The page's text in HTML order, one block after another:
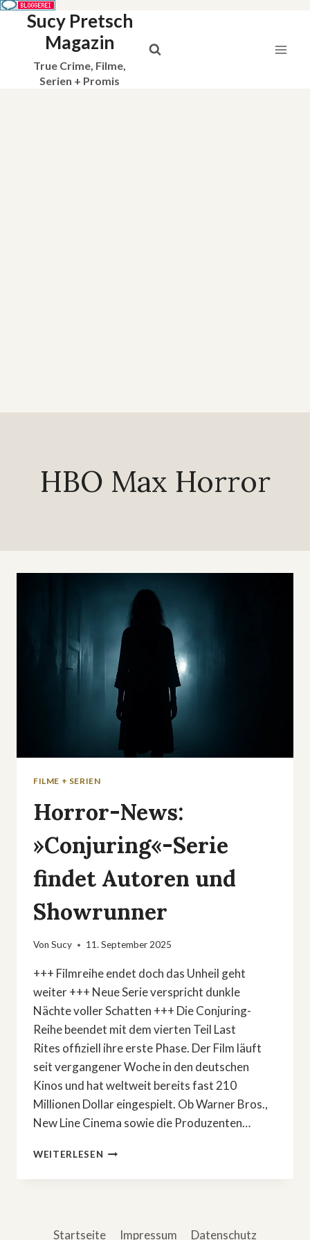
Sucy Pretsch
Magazin
True Crime, Filme,
Serien + Promis
HBO Max Horror
FILME + SERIEN
Horror-News:
»Conjuring«-Serie
findet Autoren und
Showrunner
Von Sucy 11. September 2025
+++ Filmreihe endet doch das Unheil geht
weiter +++ Neue Serie verspricht dunkle
Nächte voller Schatten +++ Die Conjuring-
Reihe beendet mit dem vierten Teil Last
Rites offiziell ihre erste Phase. Der Film läuft
seit vergangener Woche in den deutschen
Kinos und hat weltweit bereits fast 210
Millionen Dollar eingespielt. Ob Warner Bros.,
New Line Cinema sowie die Produzenten…
WEITERLESEN HORROR-
»CONJURING«-
UND
Startseite Impressum Datenschutz